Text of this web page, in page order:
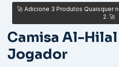
Camisa Al-
Jogador